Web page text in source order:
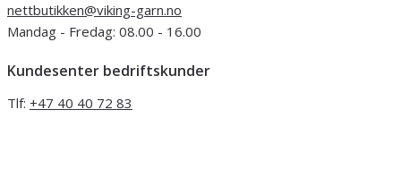
nettbutikken@viking-garn.no
Mandag - Fredag: 08.00 - 16.00
Kundesenter bedriftskunder
Tlf: +47 40 40 72 83